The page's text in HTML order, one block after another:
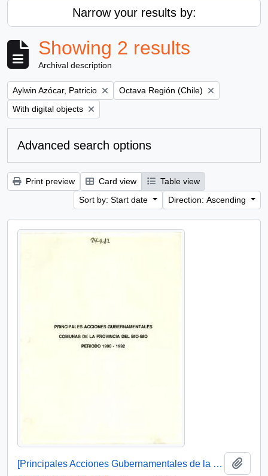
Narrow your results by:
Showing 2 results
Archival description
Remove filter:
Aylwin Azócar, Patricio Remove filter:
Octava Región (Chile)
Remove filter:
With digital objects
Advanced search options
Print preview Card view
Table view
Sort by: Start date
Direction: Ascending
[Principales Acciones Gubernamentales de la Provincia del Bío-Bío]